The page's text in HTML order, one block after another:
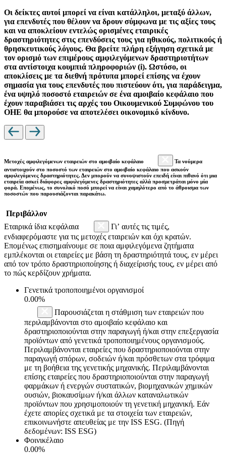
Οι δείκτες αυτοί μπορεί να είναι κατάλληλοι, μεταξύ άλλων,
για επενδυτές που θέλουν να δρουν σύμφωνα με τις αξίες τους
και να αποκλείουν εντελώς ορισμένες εταιρικές
δραστηριότητες στις επενδύσεις τους για ηθικούς, πολιτικούς ή
θρησκευτικούς λόγους. Θα βρείτε πλήρη εξήγηση σχετικά με
τον ορισμό των επιμέρους αμφιλεγόμενων δραστηριοτήτων
στα αντίστοιχα κουμπιά πληροφοριών (i). Ωστόσο, οι
αποκλίσεις με τα διεθνή πρότυπα μπορεί επίσης να έχουν
σημασία για τους επενδυτές που πιστεύουν ότι, για παράδειγμα,
ένα υψηλό ποσοστό εταιρειών σε ένα αμοιβαίο κεφάλαιο που
έχουν παραβιάσει τις αρχές του Οικουμενικού Συμφώνου του
ΟΗΕ θα μπορούσε να αποτελέσει οικονομικό κίνδυνο.
Μετοχές αμφιλεγόμενων εταιρειών στο αμοιβαίο κεφάλαιο
Τα νούμερα
αντιστοιχούν στο ποσοστό των εταιρειών στο αμοιβαίο κεφάλαιο που ασκούν
αμφιλεγόμενες δραστηριότητες. Δεν μπορούν να συνοψιστούν επειδή είναι πιθανό ότι μια
εταιρεία ασκεί διάφορες αμφιλεγόμενες δραστηριότητες αλλά προσμετράται μόνο μία
φορά. Επομένως, το συνολικό ποσό μπορεί να είναι χαμηλότερο από το άθροισμα των
ποσοστών που παρουσιάζονται παρακάτω.
Περιβάλλον
Εταιρικά ίδια κεφάλαια
Γι’ αυτές τις τιμές,
ενδιαφερόμαστε για τις μετοχές εταιρειών και όχι κρατών.
Επομένως επισημαίνουμε σε ποια αμφιλεγόμενα ζητήματα
εμπλέκονται οι εταιρείες με βάση τη δραστηριότητά τους, εν μέρει
από τον τρόπο δραστηριοποίησης ή διαχείρισής τους, εν μέρει από
το πώς κερδίζουν χρήματα.
Γενετικά τροποποιημένοι οργανισμοί
0.00%
Παρουσιάζεται η στάθμιση των εταιρειών που
περιλαμβάνονται στο αμοιβαίο κεφάλαιο και
δραστηριοποιούνται στην παραγωγή ή/και στην επεξεργασία
προϊόντων από γενετικά τροποποιημένους οργανισμούς.
Περιλαμβάνονται εταιρείες που δραστηριοποιούνται στην
παραγωγή σπόρων, σοδειών ή/και πρόσθετων στα τρόφιμα
με τη βοήθεια της γενετικής μηχανικής. Περιλαμβάνονται
επίσης εταιρείες που δραστηριοποιούνται στην παραγωγή
φαρμάκων ή ενεργών συστατικών, βιομηχανικών χημικών
ουσιών, βιοκαυσίμων ή/και άλλων καταναλωτικών
προϊόντων που χρησιμοποιούν τη γενετική μηχανική. Εάν
έχετε απορίες σχετικά με τα στοιχεία των εταιρειών,
επικοινωνήστε απευθείας με την ISS ESG. (Πηγή
δεδομένων: ISS ESG)
Φοινικέλαιο
0.00%